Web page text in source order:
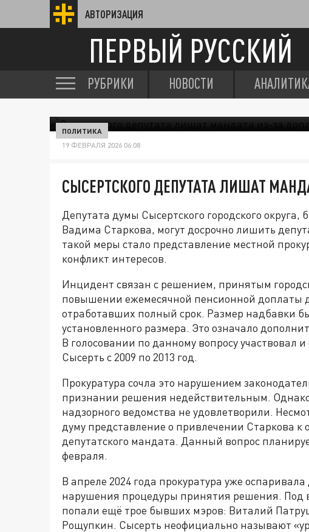
АВТОРИЗАЦИЯ
ПЕРВЫЙ РУССКИЙ
РУБРИКИ НОВОСТИ
ПОЛИТИКА
19 ФЕВРАЛЯ 2026 06:08
СЫСЕРТСКОГО ДЕПУТАТА ЛИШАТ
Депутата думы Сысертского городского
Вадима Старкова, могут досрочно лишить
такой меры стало представление местной
конфликт интересов.
Инцидент связан с решением, принятым
повышении ежемесячной пенсионной доплаты
отработавших полный срок. Размер надбавки
установленного размера. Это означало
В голосовании по данному вопросу участвовал
Сысерть с 2009 по 2013 год.
Прокуратура сочла это нарушением
признании решения недействительным.
надзорного ведомства не удовлетворили.
думу представление о привлечении Старкова к
депутатского мандата. Данный вопрос
февраля.
В апреле 2024 года прокуратура уже
нарушения процедуры принятия решения. Под
попали ещё трое бывших мэров: Виталий
Рощупкин. Сысерть неофициально называют